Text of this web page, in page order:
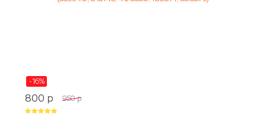
-16%
800 p 950 p